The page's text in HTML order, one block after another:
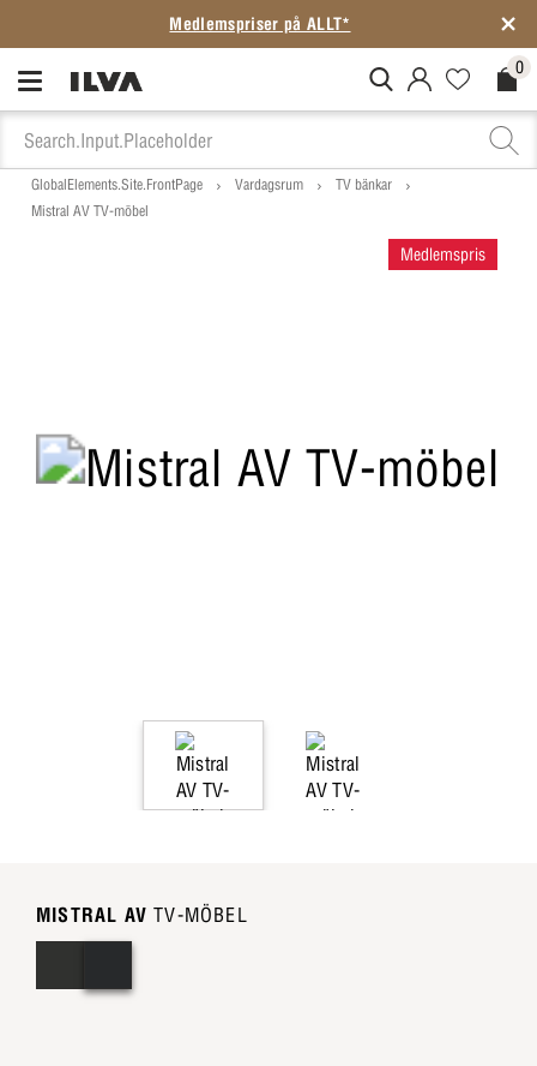
Medlemspriser på ALLT*
MitIlva.Login 0
GlobalElements.Site.FrontPage Vardagsrum
TV bänkar
Mistral AV TV-möbel
Medlemspris
MISTRAL AV TV-MÖBEL